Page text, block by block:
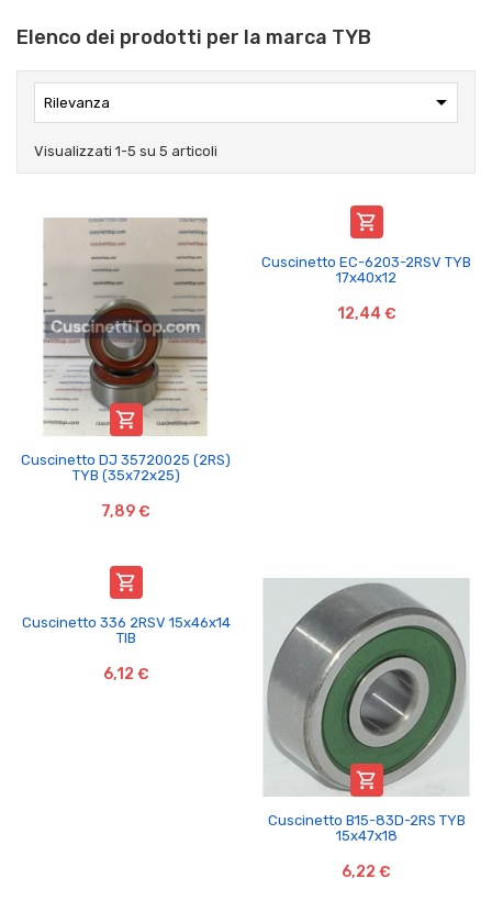
Elenco dei prodotti per la marca TYB
Rilevanza 
Visualizzati 1-5 su 5 articoli

Cuscinetto DJ 35720025 (2RS)
TYB (35x72x25)
7,89 €

Cuscinetto EC-6203-2RSV TYB
17x40x12
12,44 €

Cuscinetto 336 2RSV 15x46x14
TIB
6,12 €

Cuscinetto B15-83D-2RS TYB
15x47x18
6,22 €